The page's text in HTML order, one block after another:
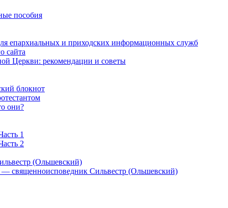
пособия
епархиальных и приходских информационных служб
сайта
Церкви: рекомендации и советы
блокнот
они?
1
2
(Ольшевский)
священноисповедник Сильвестр (Ольшевский)